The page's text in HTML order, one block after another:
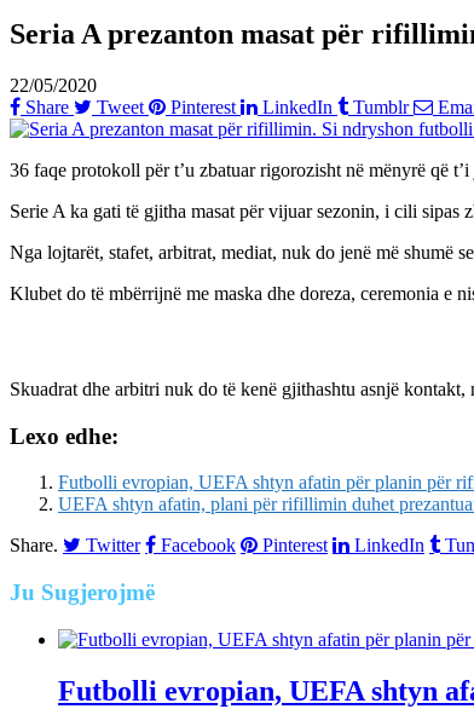
Seria A prezanton masat për
22/05/2020
Share
Tweet Pinterest LinkedIn Tumblr
36 faqe protokoll për t’u zbatuar rigorozisht në mënyrë që
Serie A ka gati të gjitha masat për vijuar sezonin, i cili
Nga lojtarët, stafet, arbitrat, mediat, nuk do jenë më shumë
Klubet do të mbërrijnë me maska dhe doreza, ceremonia e
Skuadrat dhe arbitri nuk do të kenë gjithashtu asnjë kontakt,
Lexo edhe:
Futbolli evropian, UEFA shtyn afatin për planin për
UEFA shtyn afatin, plani për rifillimin duhet
Share.
Twitter Facebook Pinterest LinkedIn
Ju Sugjerojmë
Futbolli evropian, UEFA shtyn